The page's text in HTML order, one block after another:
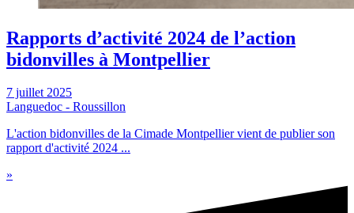
Rapports d’activité 2024 de l’action
bidonvilles à Montpellier
7 juillet 2025
Languedoc - Roussillon
L'action bidonvilles de la Cimade Montpellier vient de publier son
rapport d'activité 2024 ...
»